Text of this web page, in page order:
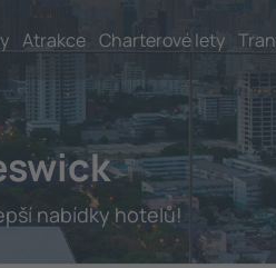
Atrakce Charterové lety
nabídky hotelů!